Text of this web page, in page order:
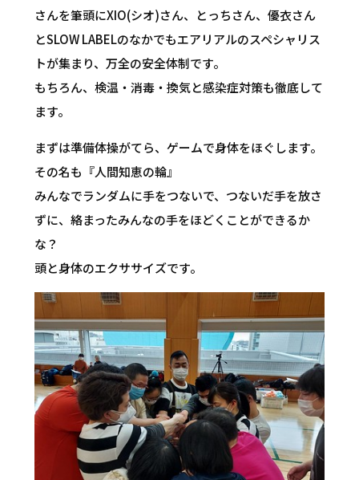
さんを筆頭にXIO(シオ)さん、とっちさん、優衣さん
とSLOW LABELのなかでもエアリアルのスペシャリス
トが集まり、万全の安全体制です。
もちろん、検温・消毒・換気と感染症対策も徹底して
ます。
まずは準備体操がてら、ゲームで身体をほぐします。
その名も『人間知恵の輪』
みんなでランダムに手をつないで、つないだ手を放さ
ずに、絡まったみんなの手をほどくことができるか
な？
頭と身体のエクササイズです。